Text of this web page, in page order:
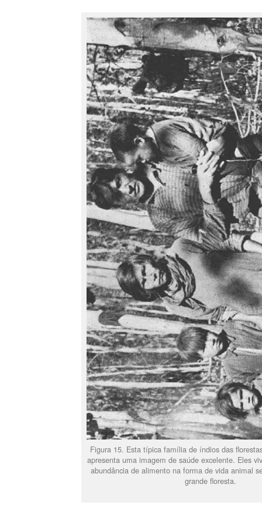
Figura 15. Esta típica família de índios das
apresenta uma imagem de saúde excelente. Eles
abundância de alimento na forma de vida animal
grande floresta.